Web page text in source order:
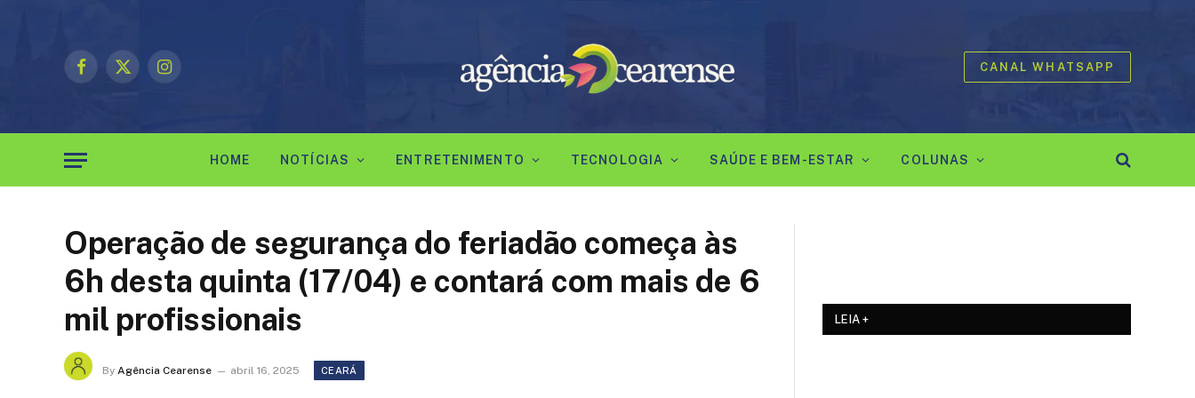
Facebook
X
Instagram
CANAL WHATSAPP
HOME NOTÍCIAS ENTRETENIMENTO TECNOLOGIA SAÚDE E BEM-ESTAR COLUNAS
Operação de segurança do feriadão começa às
6h desta quinta (17/04) e contará com mais de 6
mil profissionais
By Agência Cearense abril 16, 2025 CEARÁ
LEIA +